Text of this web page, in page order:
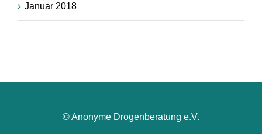
Januar 2018
© Anonyme Drogenberatung e.V.